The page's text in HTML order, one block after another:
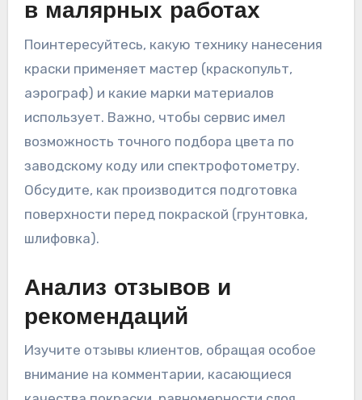
в малярных работах
Поинтересуйтесь, какую технику нанесения
краски применяет мастер (краскопульт,
аэрограф) и какие марки материалов
использует. Важно, чтобы сервис имел
возможность точного подбора цвета по
заводскому коду или спектрофотометру.
Обсудите, как производится подготовка
поверхности перед покраской (грунтовка,
шлифовка).
Анализ отзывов и
рекомендаций
Изучите отзывы клиентов, обращая особое
внимание на комментарии, касающиеся